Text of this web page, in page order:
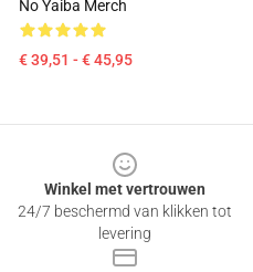
No Yaiba Merch
€ 39,51 - € 45,95
Winkel met vertrouwen
24/7 beschermd van klikken tot
levering